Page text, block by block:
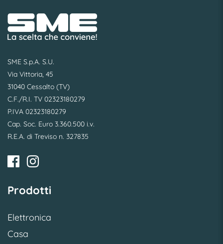
SME S.p.A. S.U.
Via Vittoria, 45
31040 Cessalto (TV)
C.F./R.I. TV 02323180279
P.IVA 02323180279
Cap. Soc. Euro 3.360.500 i.v.
R.E.A. di Treviso n. 327835
Prodotti
Elettronica
Casa